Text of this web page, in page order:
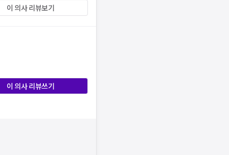
이 의사 리뷰보기
이 의사 리뷰쓰기